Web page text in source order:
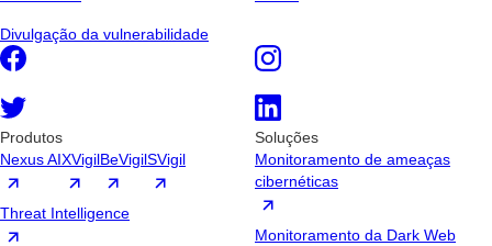
Divulgação da vulnerabilidade
Produtos
Nexus AIXVigilBeVigilSVigil
Threat Intelligence
Soluções
Monitoramento de ameaças
cibernéticas
Monitoramento da Dark Web